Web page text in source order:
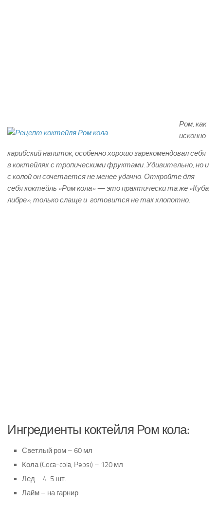
Ром, как
исконно
карибский напиток, особенно хорошо зарекомендовал себя
в коктейлях с тропическими фруктами. Удивительно, но и
с колой он сочетается не менее удачно. Откройте для
себя коктейль «Ром кола» — это практически та же «Куба
либре», только слаще и готовится не так хлопотно.
Ингредиенты коктейля Ром кола:
Светлый ром – 60 мл
Кола (Coca-cola, Pepsi) – 120 мл
Лед – 4-5 шт.
Лайм – на гарнир